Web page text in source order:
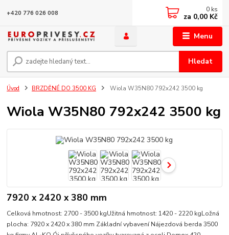
Menu
Hledat
+420 776 026 008 0 ks
za 0,00 Kč
Úvod BRZDĚNÉ DO 3500 KG Wiola W35N80 792x242 3500 kg
Wiola W35N80 792x242 3500 kg
7920 x 2420 x 380 mm
Celková hmotnost: 2700 - 3500 kgUžitná hmotnost: 1420 - 2220 kgLožná
plocha: 7920 x 2420 x 380 mm Základní vybavení Nájezdová berda 3500